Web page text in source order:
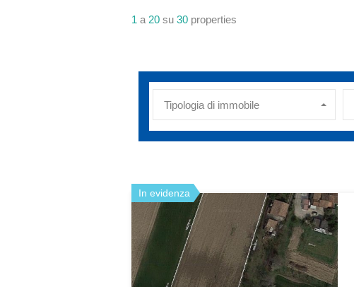
1 a 20 su 30 properties
Tipologia di immobile
In evidenza